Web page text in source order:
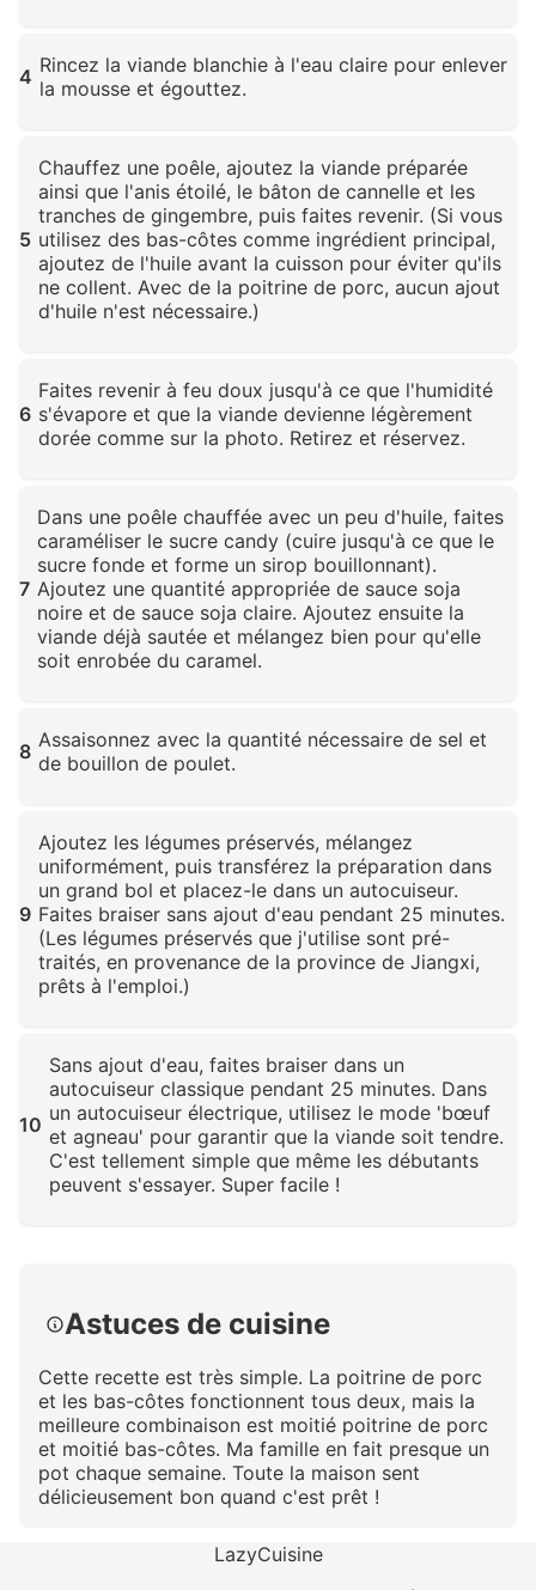
4 Rincez la viande blanchie à l'eau claire pour enlever
la mousse et égouttez.
5
Chauffez une poêle, ajoutez la viande préparée
ainsi que l'anis étoilé, le bâton de cannelle et les
tranches de gingembre, puis faites revenir. (Si vous
utilisez des bas-côtes comme ingrédient principal,
ajoutez de l'huile avant la cuisson pour éviter qu'ils
ne collent. Avec de la poitrine de porc, aucun ajout
d'huile n'est nécessaire.)
6
Faites revenir à feu doux jusqu'à ce que l'humidité
s'évapore et que la viande devienne légèrement
dorée comme sur la photo. Retirez et réservez.
7
Dans une poêle chauffée avec un peu d'huile, faites
caraméliser le sucre candy (cuire jusqu'à ce que le
sucre fonde et forme un sirop bouillonnant).
Ajoutez une quantité appropriée de sauce soja
noire et de sauce soja claire. Ajoutez ensuite la
viande déjà sautée et mélangez bien pour qu'elle
soit enrobée du caramel.
8 Assaisonnez avec la quantité nécessaire de sel et
de bouillon de poulet.
9
Ajoutez les légumes préservés, mélangez
uniformément, puis transférez la préparation dans
un grand bol et placez-le dans un autocuiseur.
Faites braiser sans ajout d'eau pendant 25 minutes.
(Les légumes préservés que j'utilise sont pré-
traités, en provenance de la province de Jiangxi,
prêts à l'emploi.)
10
Sans ajout d'eau, faites braiser dans un
autocuiseur classique pendant 25 minutes. Dans
un autocuiseur électrique, utilisez le mode 'bœuf
et agneau' pour garantir que la viande soit tendre.
C'est tellement simple que même les débutants
peuvent s'essayer. Super facile !
Astuces de cuisine
Cette recette est très simple. La poitrine de porc
et les bas-côtes fonctionnent tous deux, mais la
meilleure combinaison est moitié poitrine de porc
et moitié bas-côtes. Ma famille en fait presque un
pot chaque semaine. Toute la maison sent
délicieusement bon quand c'est prêt !
LazyCuisine